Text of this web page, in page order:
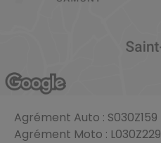
Agrément Auto : S030Z159
Agrément Moto : L030Z229